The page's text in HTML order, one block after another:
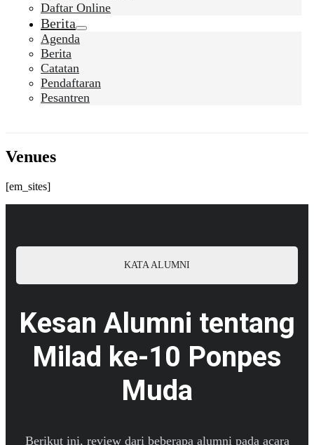
Daftar Online
Berita
Agenda
Berita
Catatan
Pendaftaran
Pesantren
Venues
[em_sites]
KATA ALUMNI
Kesan Alumni tentang
Milad ke-10 Ponpes
Muda
Berikut ini, review dari beberapa alumni pada acara